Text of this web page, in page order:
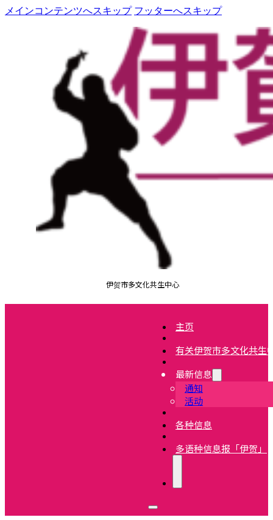
メインコンテンツへスキップ フッターへスキップ
伊贺市多文化共生中心
主页
有关伊贺市多文化共生
最新信息
通知
活动
各种信息
多语种信息报「伊贺」